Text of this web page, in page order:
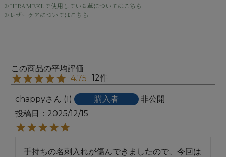
≫HIRAMEKI.で使用している革についてはこちら
≫レザーケアについてはこちら
4.75 12
chappy 1 購入者
非公開
投稿日
2025/12/15
手持ちの名刺入れが傷んできましたので、今回は